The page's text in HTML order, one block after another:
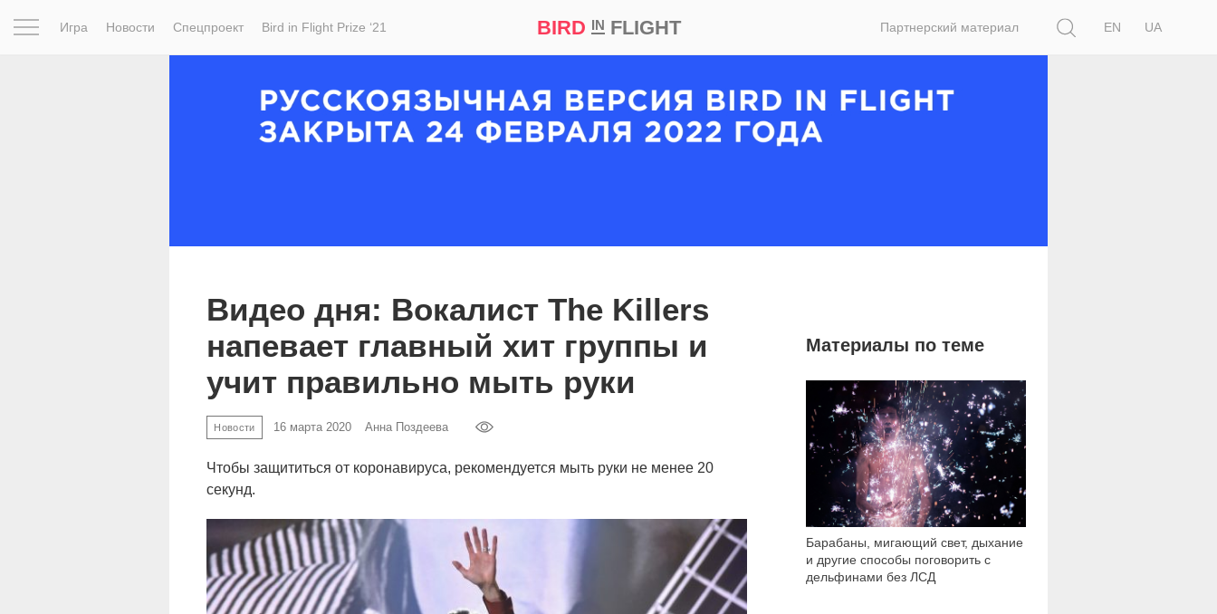
Игра Новости Спецпроект Bird in Flight Prize ‘21 BIRD INFLIGHT Партнерский материал
EN
UA
Видео дня: Вокалист The Killers
напевает главный хит группы и
учит правильно мыть руки
Новости 16 марта 2020 Анна Поздеева
Чтобы защититься от коронавируса, рекомендуется мыть руки не менее 20
секунд.
Материалы по теме
Барабаны, мигающий свет, дыхание
и другие способы поговорить с
дельфинами без ЛСД
7 060